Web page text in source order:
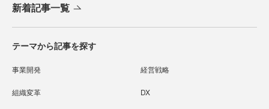
新着記事一覧
テーマから記事を探す
事業開発 経営戦略
組織変革 DX